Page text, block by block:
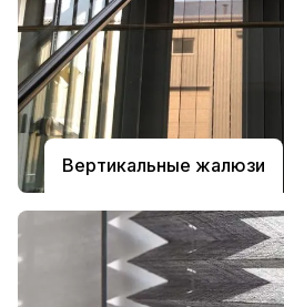
Вертикальные жалюзи